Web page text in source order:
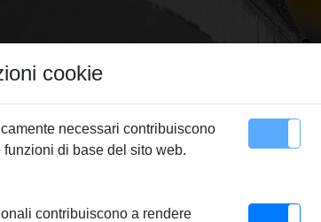
Anello a pressare RN 63
cookie
necessari contribuiscono
funzioni di base del sito web.
contribuiscono a rendere